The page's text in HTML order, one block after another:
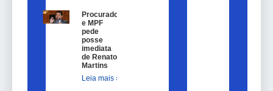
Procurador
e MPF
pede
posse
imediata
de Renato
Martins
Leia mais »